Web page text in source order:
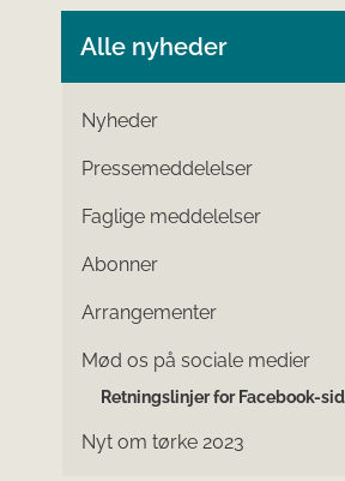
Alle nyheder
Nyheder
Pressemeddelelser
Faglige meddelelser
Abonner
Arrangementer
Mød os på sociale medier
Retningslinjer for Facebook-
Nyt om tørke 2023